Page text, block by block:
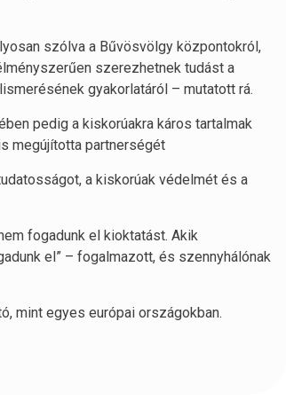
szólva a Bűvösvölgy központokról,
szerezhetnek tudást a
gyakorlatáról – mutatott rá.
pedig a kiskorúakra káros tartalmak
megújította partnerségét
a kiskorúak védelmét és a
fogadunk el kioktatást. Akik
el” – fogalmazott, és szennyhálónak
mint egyes európai országokban.